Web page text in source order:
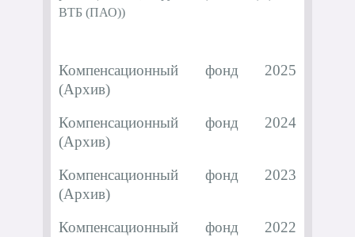
ВТБ (ПАО))
Компенсационный фонд 2025
(Архив)
Компенсационный фонд 2024
(Архив)
Компенсационный фонд 2023
(Архив)
Компенсационный фонд 2022